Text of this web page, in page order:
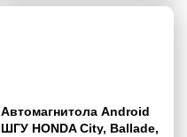
Автомагнитола Android
ШГУ HONDA City, Ballade,